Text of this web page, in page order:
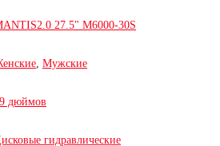
27.5" M6000-30S
, Мужские
дюймов
гидравлические